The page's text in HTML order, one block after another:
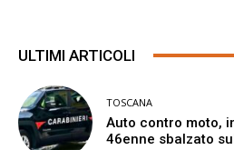
ULTIMI ARTICOLI
TOSCANA
Auto contro moto,
46enne sbalzato